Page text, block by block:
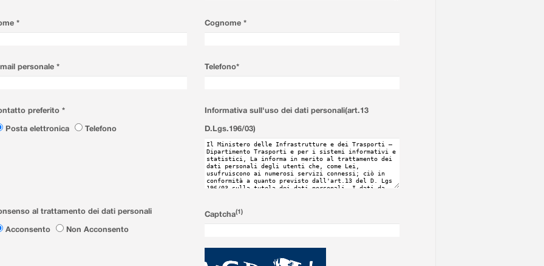
* Cognome *
personale * Telefono*
preferito *
Posta elettronica
Telefono
Informativa sull'uso dei dati personali(art.13
D.Lgs.196/03)
al trattamento dei dati personali
Acconsento
Non Acconsento
Captcha(1)